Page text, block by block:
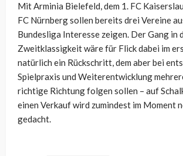
MitArminia Bielefeld, dem 1. FC
FC Nürnberg sollen bereits drei Vereine
Bundesliga Interesse zeigen. Der Gang in
Zweitklassigkeit wäre für Flick dabei im
natürlich ein Rückschritt, dem aber bei
Spielpraxis und Weiterentwicklung
richtige Richtung folgen sollen – auf
einen Verkauf wird zumindest im Moment
gedacht.